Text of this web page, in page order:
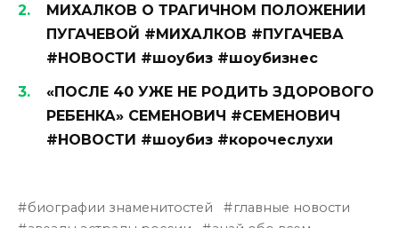
МИХАЛКОВ О ТРАГИЧНОМ ПОЛОЖЕНИИ
ПУГАЧЕВОЙ #МИХАЛКОВ #ПУГАЧЕВА
#НОВОСТИ #шоубиз #шоубизнес
«ПОСЛЕ 40 УЖЕ НЕ РОДИТЬ ЗДОРОВОГО
РЕБЕНКА» СЕМЕНОВИЧ #СЕМЕНОВИЧ
#НОВОСТИ #шоубиз #корочеслухи
биографии знаменитостей
главные новости